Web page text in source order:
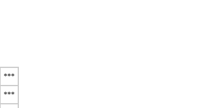
***
***